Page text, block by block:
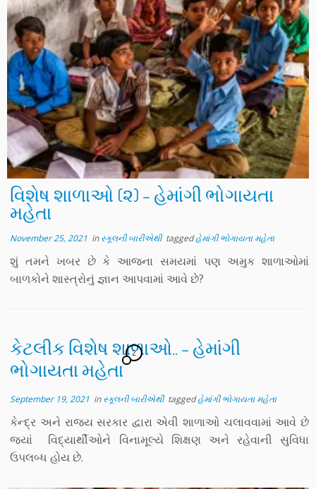
વિશેષ શાળાઓ (૨) – હેમાંગી ભોગાયતા
મહેતા
November 25, 2021 inસ્કૂલની બારીએથી taggedહેમાંગી ભોગાયતા મહેતા
શું તમને ખબર છે કે આજના સમયમાં પણ અમુક શાળાઓમાં
બાળકોને શાસ્ત્રોનું જ્ઞાન આપવામાં આવે છે?
કેટલીક વિશેષ શાળાઓ.. – હેમાંગી
ભોગાયતા મહેતા
2
September 19, 2021 inસ્કૂલની બારીએથી taggedહેમાંગી ભોગાયતા મહેતા
કેન્દ્ર અને રાજ્ય સરકાર દ્વારા એવી શાળાઓ ચલાવવામાં આવે છે
જ્યાં વિદ્યાર્થીઓને વિનામૂલ્યે શિક્ષણ અને રહેવાની સુવિધા
ઉપલબ્ધ હોય છે.